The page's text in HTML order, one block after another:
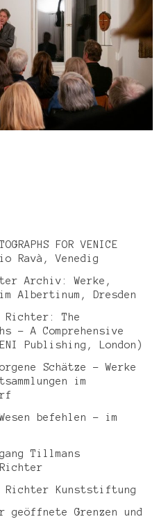
FOR VENICE
Ravà, Venedig
Archiv: Werke,
Albertinum, Dresden
Richter: The
– A Comprehensive
Publishing, London)
Schätze – Werke
im
befehlen – im
Tillmans
Richter Kunststiftung
geöffnete Grenzen und